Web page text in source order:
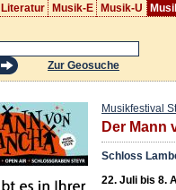
Literatur Musik-E Musik-U
Zur Geosuche
Musikfestival
Der Mann
Schloss
22. Juli bis 8.